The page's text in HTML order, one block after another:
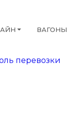
ВАГОНЫ
перевозки